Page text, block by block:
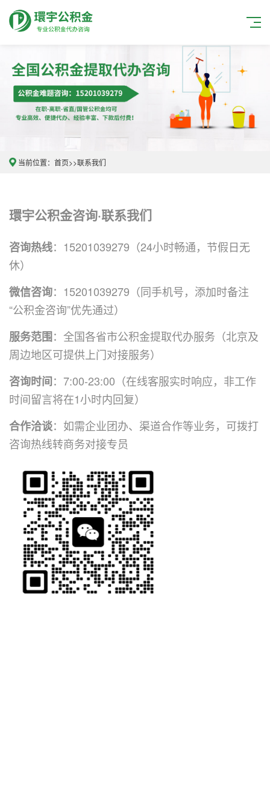
当前位置： 首页>>联系我们
環宇公积金咨询·联系我们
咨询热线：15201039279（24小时畅通，节假日无
休）
微信咨询： 15201039279 （同手机号，添加时备注
“公积金咨询”优先通过）
服务范围：全国各省市公积金提取代办服务（北京及
周边地区可提供上门对接服务）
咨询时间：7:00-23:00（在线客服实时响应，非工作
时间留言将在1小时内回复）
合作洽谈：如需企业团办、渠道合作等业务，可拨打
咨询热线转商务对接专员